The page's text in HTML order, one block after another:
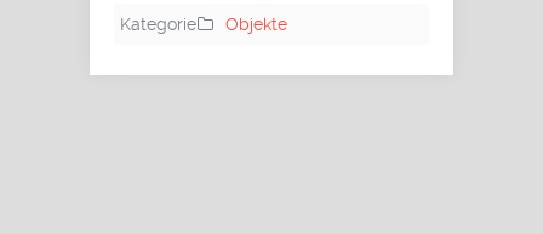
Kategorie Objekte